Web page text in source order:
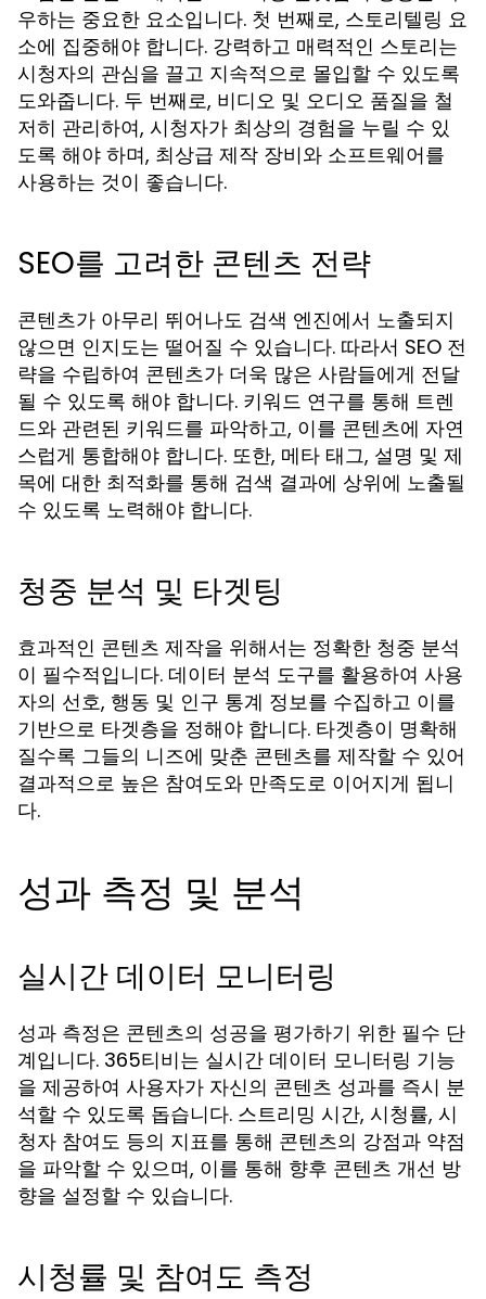
우하는 중요한 요소입니다. 첫 번째로, 스토리텔링 요
소에 집중해야 합니다. 강력하고 매력적인 스토리는
시청자의 관심을 끌고 지속적으로 몰입할 수 있도록
도와줍니다. 두 번째로, 비디오 및 오디오 품질을 철
저히 관리하여, 시청자가 최상의 경험을 누릴 수 있
도록 해야 하며, 최상급 제작 장비와 소프트웨어를
사용하는 것이 좋습니다.
SEO를 고려한 콘텐츠 전략
콘텐츠가 아무리 뛰어나도 검색 엔진에서 노출되지
않으면 인지도는 떨어질 수 있습니다. 따라서 SEO 전
략을 수립하여 콘텐츠가 더욱 많은 사람들에게 전달
될 수 있도록 해야 합니다. 키워드 연구를 통해 트렌
드와 관련된 키워드를 파악하고, 이를 콘텐츠에 자연
스럽게 통합해야 합니다. 또한, 메타 태그, 설명 및 제
목에 대한 최적화를 통해 검색 결과에 상위에 노출될
수 있도록 노력해야 합니다.
청중 분석 및 타겟팅
효과적인 콘텐츠 제작을 위해서는 정확한 청중 분석
이 필수적입니다. 데이터 분석 도구를 활용하여 사용
자의 선호, 행동 및 인구 통계 정보를 수집하고 이를
기반으로 타겟층을 정해야 합니다. 타겟층이 명확해
질수록 그들의 니즈에 맞춘 콘텐츠를 제작할 수 있어
결과적으로 높은 참여도와 만족도로 이어지게 됩니
다.
성과 측정 및 분석
실시간 데이터 모니터링
성과 측정은 콘텐츠의 성공을 평가하기 위한 필수 단
계입니다. 365티비는 실시간 데이터 모니터링 기능
을 제공하여 사용자가 자신의 콘텐츠 성과를 즉시 분
석할 수 있도록 돕습니다. 스트리밍 시간, 시청률, 시
청자 참여도 등의 지표를 통해 콘텐츠의 강점과 약점
을 파악할 수 있으며, 이를 통해 향후 콘텐츠 개선 방
향을 설정할 수 있습니다.
시청률 및 참여도 측정